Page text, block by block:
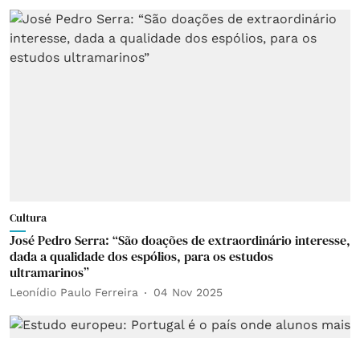
Cultura
José Pedro Serra: “São doações de extraordinário interesse,
dada a qualidade dos espólios, para os estudos
ultramarinos”
Leonídio Paulo Ferreira 04 Nov 2025